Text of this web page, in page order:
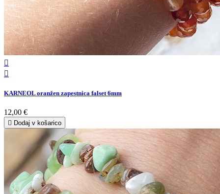


KARNEOL oranžen zapestnica falset 6mm
12,00 €
 Dodaj v košarico